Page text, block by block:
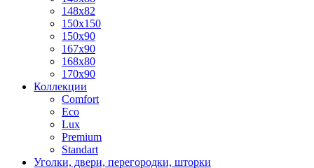
148x82
150x150
150x90
167x90
168x80
170x90
Коллекции
Comfort
Eco
Lux
Premium
Standart
Уголки, двери, перегородки, шторки